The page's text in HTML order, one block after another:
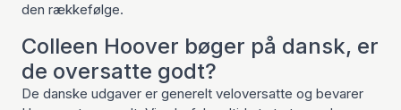
den rækkefølge.
Colleen Hoover bøger på dansk, er
de oversatte godt?
De danske udgaver er generelt veloversatte og bevarer